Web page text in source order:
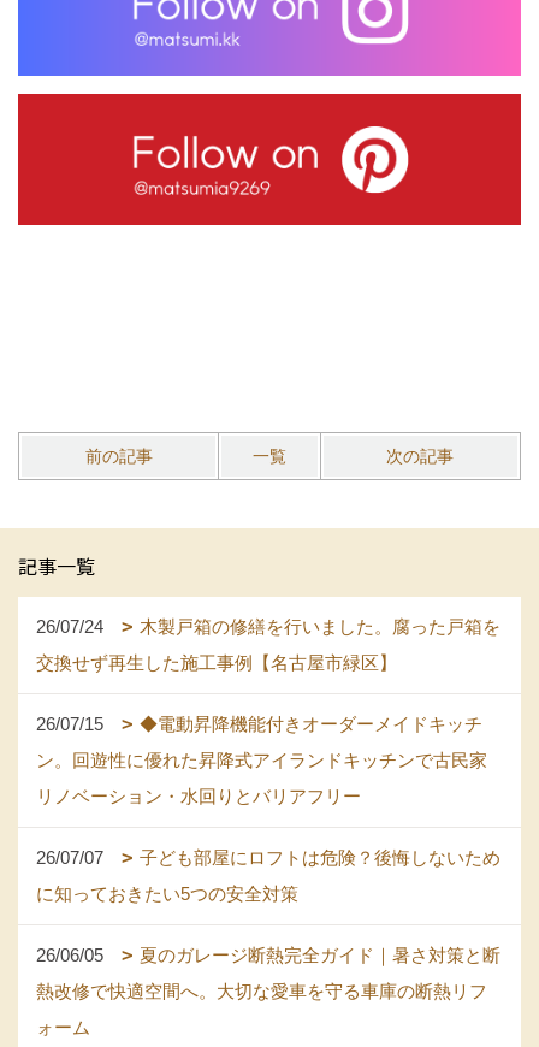
前の記事 一覧 次の記事
記事一覧
26/07/24
木製戸箱の修繕を行いました。腐った戸箱を
交換せず再生した施工事例【名古屋市緑区】
26/07/15
◆電動昇降機能付きオーダーメイドキッチ
ン。回遊性に優れた昇降式アイランドキッチンで古民家
リノベーション・水回りとバリアフリー
26/07/07
子ども部屋にロフトは危険？後悔しないため
に知っておきたい5つの安全対策
26/06/05
夏のガレージ断熱完全ガイド｜暑さ対策と断
熱改修で快適空間へ。大切な愛車を守る車庫の断熱リフ
ォーム